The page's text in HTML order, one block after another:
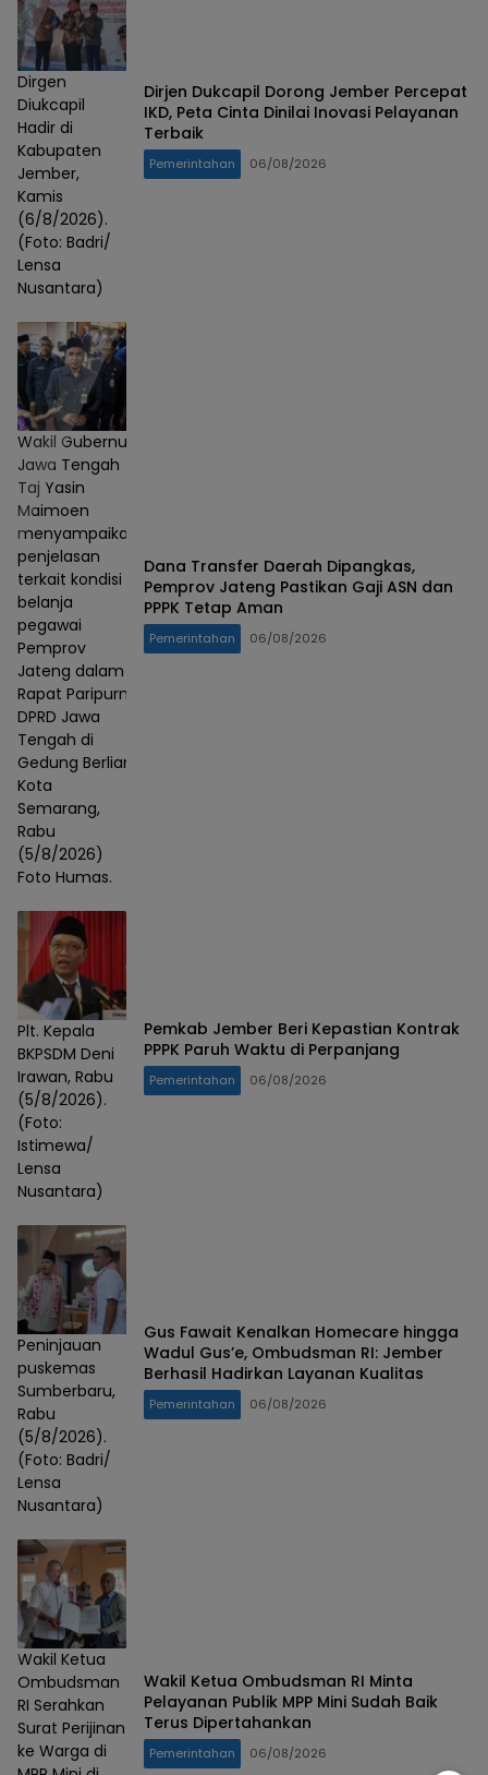
Dirgen
Diukcapil
Hadir di
Kabupaten
Jember,
Kamis
(6/8/2026).
(Foto: Badri/
Lensa
Nusantara)
Dirjen Dukcapil Dorong Jember Percepat
IKD, Peta Cinta Dinilai Inovasi Pelayanan
Terbaik
Pemerintahan 06/08/2026
Wakil Gubernur
Jawa Tengah
Taj Yasin
Maimoen
menyampaikan
penjelasan
terkait kondisi
belanja
pegawai
Pemprov
Jateng dalam
Rapat Paripurna
DPRD Jawa
Tengah di
Gedung Berlian,
Kota
Semarang,
Rabu
(5/8/2026)
Foto Humas.
Dana Transfer Daerah Dipangkas,
Pemprov Jateng Pastikan Gaji ASN dan
PPPK Tetap Aman
Pemerintahan 06/08/2026
Plt. Kepala
BKPSDM Deni
Irawan, Rabu
(5/8/2026).
(Foto:
Istimewa/
Lensa
Nusantara)
Pemkab Jember Beri Kepastian Kontrak
PPPK Paruh Waktu di Perpanjang
Pemerintahan 06/08/2026
Peninjauan
puskemas
Sumberbaru,
Rabu
(5/8/2026).
(Foto: Badri/
Lensa
Nusantara)
Gus Fawait Kenalkan Homecare hingga
Wadul Gus’e, Ombudsman RI: Jember
Berhasil Hadirkan Layanan Kualitas
Pemerintahan 06/08/2026
Wakil Ketua
Ombudsman
RI Serahkan
Surat Perijinan
ke Warga di
Wakil Ketua Ombudsman RI Minta
Pelayanan Publik MPP Mini Sudah Baik
Terus Dipertahankan
Pemerintahan 06/08/2026